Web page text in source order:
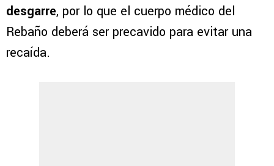
desgarre, por lo que el cuerpo médico del
Rebaño deberá ser precavido para evitar una
recaída.